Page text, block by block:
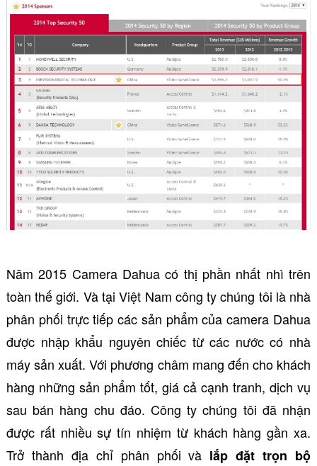
Năm 2015 Camera Dahua có thị phần nhất nhì trên
toàn thế giới. Và tại Việt Nam công ty chúng tôi là nhà
phân phối trực tiếp các sản phẩm của camera Dahua
được nhập khẩu nguyên chiếc từ các nước có nhà
máy sản xuất. Với phương châm mang đến cho khách
hàng những sản phẩm tốt, giá cả cạnh tranh, dịch vụ
sau bán hàng chu đáo. Công ty chúng tôi đã nhận
được rất nhiều sự tín nhiệm từ khách hàng gần xa.
Trở thành địa chỉ phân phối và lắp đặt trọn bộ